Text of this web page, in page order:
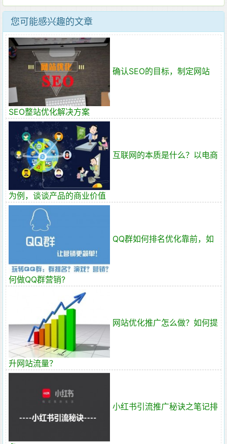
您可能感兴趣的文章
确认SEO的目标，制定网站
SEO整站优化解决方案
互联网的本质是什么？以电商
为例，谈谈产品的商业价值
QQ群如何排名优化靠前，如
何做QQ群营销?
网站优化推广怎么做？如何提
升网站流量？
小红书引流推广秘诀之笔记排